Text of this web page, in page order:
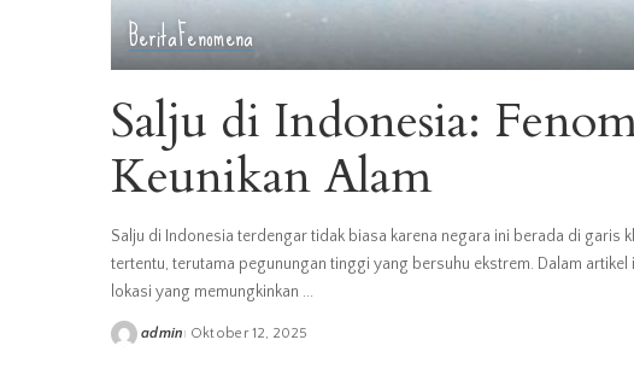
BeritaFenomena
Salju di Indonesia:
Keunikan Alam
Salju di Indonesia terdengar tidak biasa karena negara ini berada di garis
tertentu, terutama pegunungan tinggi yang bersuhu ekstrem. Dalam
lokasi yang memungkinkan ...
Posted
admin Oktober 12, 2025